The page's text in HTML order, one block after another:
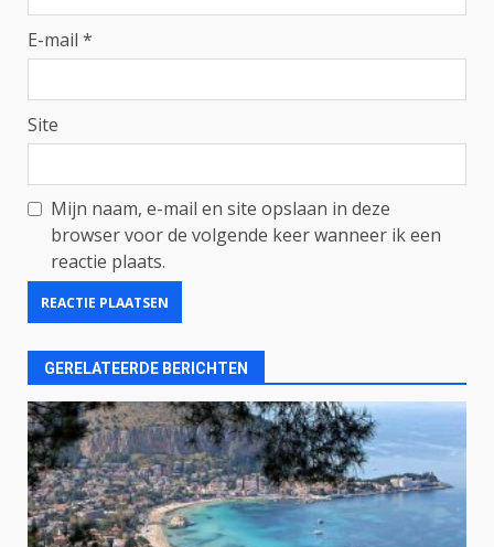
E-mail *
Site
Mijn naam, e-mail en site opslaan in deze
browser voor de volgende keer wanneer ik een
reactie plaats.
GERELATEERDE BERICHTEN